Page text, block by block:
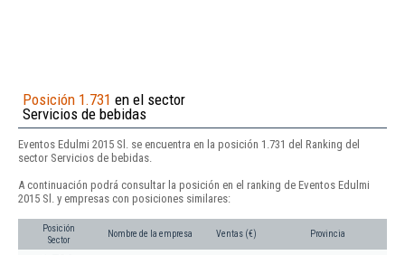
Posición 1.731 en el sector
Servicios de bebidas
Eventos Edulmi 2015 Sl. se encuentra en la posición 1.731 del Ranking del
sector Servicios de bebidas.
A continuación podrá consultar la posición en el ranking de Eventos Edulmi
2015 Sl. y empresas con posiciones similares:
Posición
Sector
Nombre de la empresa Ventas (€) Provincia